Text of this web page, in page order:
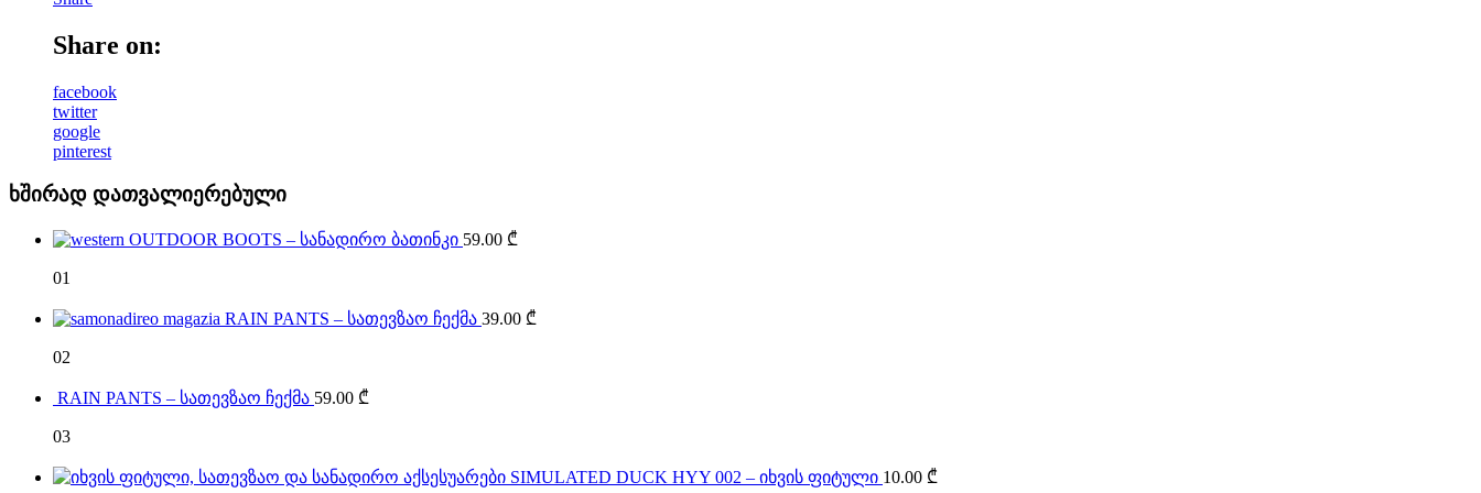
Share on:
facebook
twitter
google
pinterest
ხშირად დათვალიერებული
OUTDOOR BOOTS – სანადირო ბათინკი 59.00 ₾
01
RAIN PANTS – სათევზაო ჩექმა 39.00 ₾
02
RAIN PANTS – სათევზაო ჩექმა 59.00 ₾
03
SIMULATED DUCK HYY 002 – იხვის ფიტული 10.00 ₾